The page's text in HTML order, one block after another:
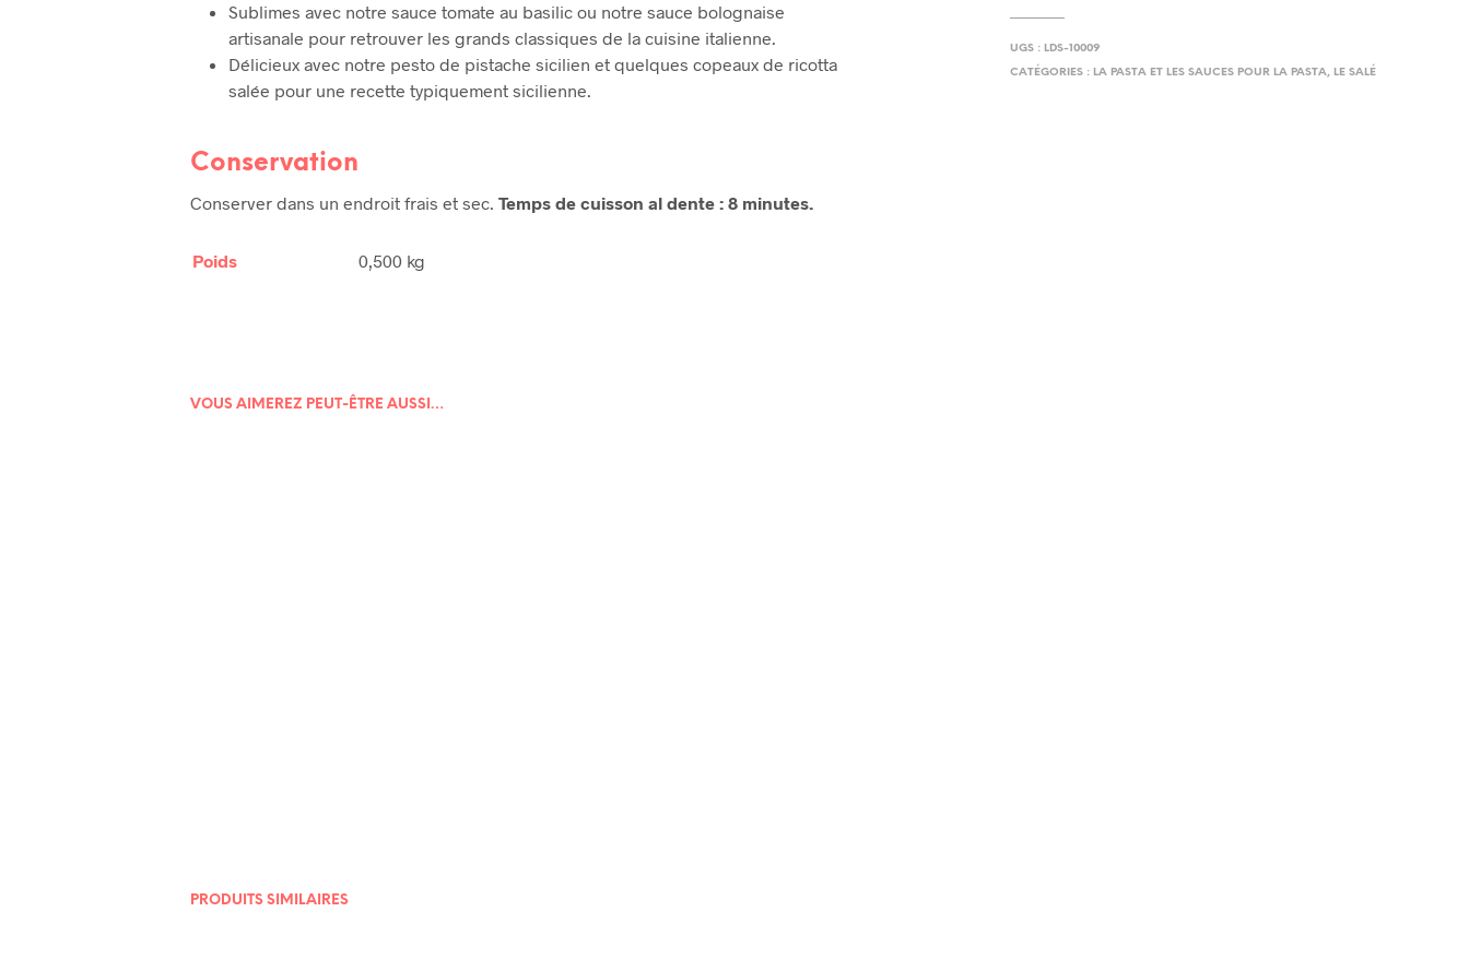
UGS : LDS-10009
CATÉGORIES : LA PASTA ET LES SAUCES POUR LA PASTA, LE SALÉ
Sublimes avec notre sauce tomate au basilic ou notre sauce bolognaise
artisanale pour retrouver les grands classiques de la cuisine italienne.
Délicieux avec notre pesto de pistache sicilien et quelques copeaux de ricotta
salée pour une recette typiquement sicilienne.
Conservation
Conserver dans un endroit frais et sec.Temps de cuisson al dente : 8 minutes.
Poids 0,500 kg
VOUS AIMEREZ PEUT-ÊTRE AUSSI…
PRODUITS SIMILAIRES